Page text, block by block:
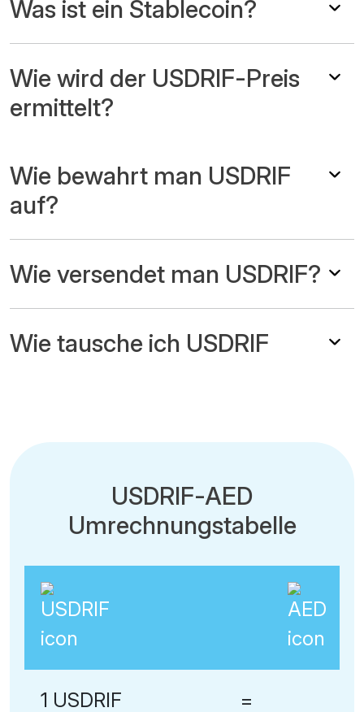
Was ist ein Stablecoin?
Wie wird der USDRIF-Preis
ermittelt?
Wie bewahrt man USDRIF
auf?
Wie versendet man USDRIF?
Wie tausche ich USDRIF
USDRIF-AED
Umrechnungstabelle
1 USDRIF =